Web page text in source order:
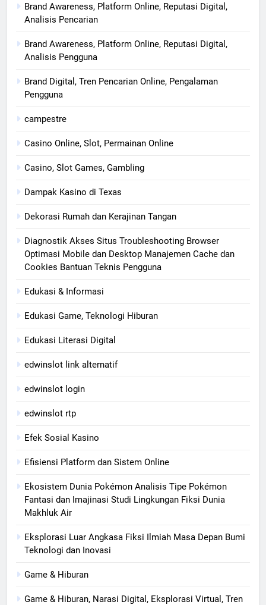
Brand Awareness, Platform Online, Reputasi Digital,
Analisis Pencarian
Brand Awareness, Platform Online, Reputasi Digital,
Analisis Pengguna
Brand Digital, Tren Pencarian Online, Pengalaman
Pengguna
campestre
Casino Online, Slot, Permainan Online
Casino, Slot Games, Gambling
Dampak Kasino di Texas
Dekorasi Rumah dan Kerajinan Tangan
Diagnostik Akses Situs Troubleshooting Browser
Optimasi Mobile dan Desktop Manajemen Cache dan
Cookies Bantuan Teknis Pengguna
Edukasi & Informasi
Edukasi Game, Teknologi Hiburan
Edukasi Literasi Digital
edwinslot link alternatif
edwinslot login
edwinslot rtp
Efek Sosial Kasino
Efisiensi Platform dan Sistem Online
Ekosistem Dunia Pokémon Analisis Tipe Pokémon
Fantasi dan Imajinasi Studi Lingkungan Fiksi Dunia
Makhluk Air
Eksplorasi Luar Angkasa Fiksi Ilmiah Masa Depan Bumi
Teknologi dan Inovasi
Game & Hiburan
Game & Hiburan, Narasi Digital, Eksplorasi Virtual, Tren